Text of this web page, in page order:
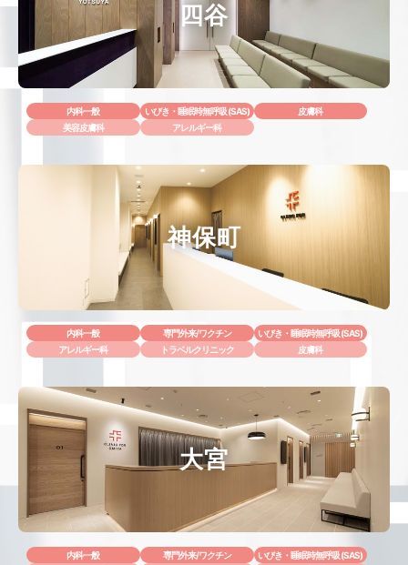
四谷
内科一般 いびき・睡眠時無呼吸 (SAS)
皮膚科
美容皮膚科
アレルギー科
神保町
内科一般 専門外来/ワクチン
いびき・睡眠時無呼吸 (SAS)
アレルギー科
トラベルクリニック 皮膚科
大宮
内科一般 専門外来/ワクチン
いびき・睡眠時無呼吸 (SAS)